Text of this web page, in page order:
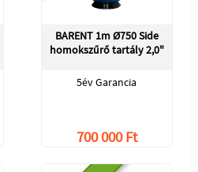
BARENT 1m Ø750 Side
homokszűrő tartály 2,0"
5év Garancia
700 000 Ft